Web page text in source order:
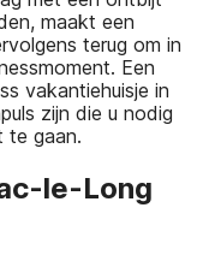
maakt een
terug om in
Een
vakantiehuisje in
zijn die u nodig
te gaan.
le-Long